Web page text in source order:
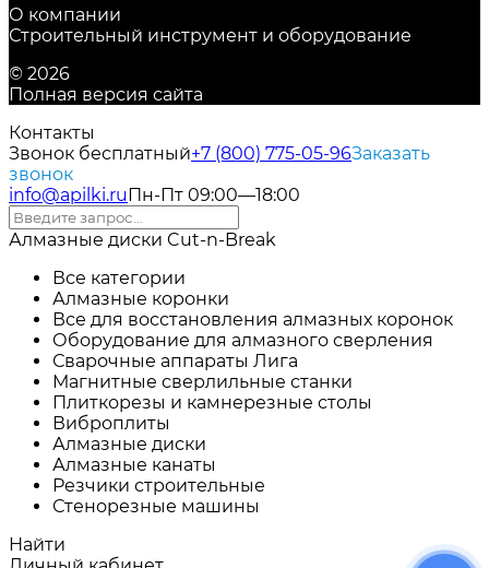
О компании
Строительный инструмент и оборудование
© 2026
Полная версия сайта
Контакты
Звонок бесплатный+7 (800) 775-05-96Заказать
звонок
info@apilki.ruПн-Пт 09:00—18:00
Алмазные диски Cut-n-Break
Все категории
Алмазные коронки
Все для восстановления алмазных коронок
Оборудование для алмазного сверления
Сварочные аппараты Лига
Магнитные сверлильные станки
Плиткорезы и камнерезные столы
Виброплиты
Алмазные диски
Алмазные канаты
Резчики строительные
Стенорезные машины
Найти